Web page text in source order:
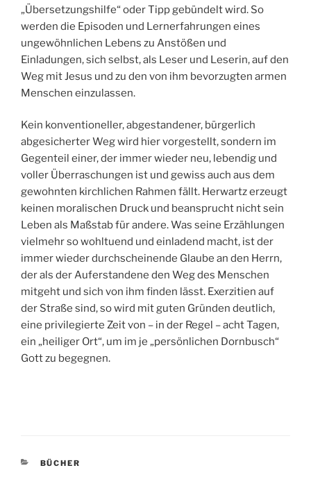
„Übersetzungshilfe“ oder Tipp gebündelt wird. So
werden die Episoden und Lernerfahrungen eines
ungewöhnlichen Lebens zu Anstößen und
Einladungen, sich selbst, als Leser und Leserin, auf den
Weg mit Jesus und zu den von ihm bevorzugten armen
Menschen einzulassen.
Kein konventioneller, abgestandener, bürgerlich
abgesicherter Weg wird hier vorgestellt, sondern im
Gegenteil einer, der immer wieder neu, lebendig und
voller Überraschungen ist und gewiss auch aus dem
gewohnten kirchlichen Rahmen fällt. Herwartz erzeugt
keinen moralischen Druck und beansprucht nicht sein
Leben als Maßstab für andere. Was seine Erzählungen
vielmehr so wohltuend und einladend macht, ist der
immer wieder durchscheinende Glaube an den Herrn,
der als der Auferstandene den Weg des Menschen
mitgeht und sich von ihm finden lässt. Exerzitien auf
der Straße sind, so wird mit guten Gründen deutlich,
eine privilegierte Zeit von – in der Regel – acht Tagen,
ein „heiliger Ort“, um im je „persönlichen Dornbusch“
Gott zu begegnen.
KATEGORIEN
BÜCHER